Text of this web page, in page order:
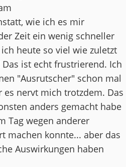
wie ich es mir
Zeit ein wenig schneller
heute so viel wie zuletzt
ist echt frustrierend. Ich
"Ausrutscher" schon mal
es nervt mich trotzdem. Das
anders gemacht habe
Tag wegen anderer
machen konnte... aber das
Auswirkungen haben